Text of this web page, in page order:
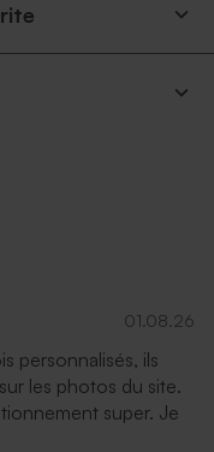
01.08.26
personnalisés, ils
les photos du site.
super. Je